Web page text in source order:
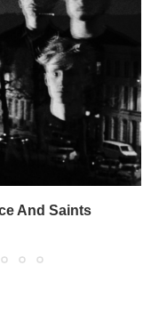
And Saints